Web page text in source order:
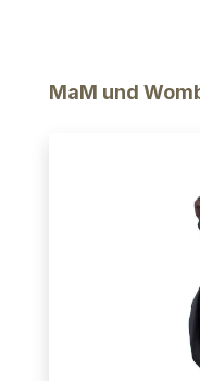
Produktgalerie
MaM und